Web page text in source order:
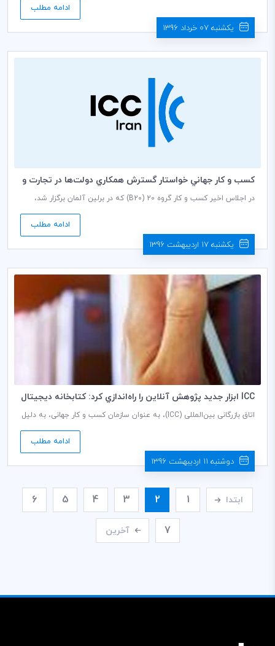
تجارت، مشارکت مهم عمومی-خصوصی متشکل از اتاق بازرگانی بین‌المللی
(ICC)، مجمع جهانی اقتصاد، جمعی از دولت‌ها و کسب وکارهای بین‌المللی
است.
ادامه مطلب
یکشنبه 07 خرداد 1396
كسب و كار جهاني خواستار گسترش همكاري دولت‌ها در تجارت و
آب و هوا شد
در اجلاس اخیر کسب و کار گروه 20 (B20) که در برلین آلمان برگزار شد،
ادامه مطلب
یکشنبه 17 اردیبهشت 1396
ICC ابزار جديد پژوهش آنلاين را راه‌اندازي كرد: كتابخانه ديجيتال
اتاق بازرگانی بین‌المللی (ICC)، به عنوان سازمان کسب و کار جهانی، به دلیل
راه‌اندازی کتابخانه دیجیتال ICC نموده است. از طریق این سرویس آنلاین،
دسترسی به مجموعه گسترده منابع ضروری به منظور ارتقای پژوهش
خلاقانه، یادگیری و موارد بیشتر، به آسانی فراهم می‌شود.
ادامه مطلب
دوشنبه 11 اردیبهشت 1396
ابتدا 1
2
3
4
5
6
7 آخرین